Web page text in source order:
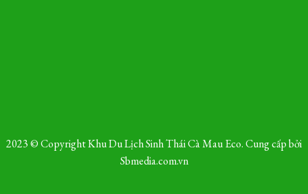
2023 © Copyright Khu Du Lịch Sinh Thái Cà Mau Eco. Cung cấp bởi
Sbmedia.com.vn